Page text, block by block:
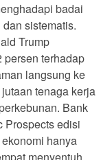
badai
sistematis.
Trump
persen terhadap
langsung ke
tenaga kerja
Bank
Prospects edisi
hanya